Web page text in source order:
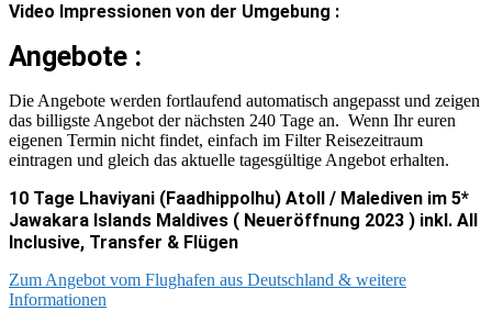
Video Impressionen von der Umgebung :
Angebote :
Die Angebote werden fortlaufend automatisch angepasst und zeigen
das billigste Angebot der nächsten 240 Tage an. Wenn Ihr euren
eigenen Termin nicht findet, einfach im Filter Reisezeitraum
eintragen und gleich das aktuelle tagesgültige Angebot erhalten.
10 Tage Lhaviyani (Faadhippolhu) Atoll / Malediven im 5*
Jawakara Islands Maldives ( Neueröffnung 2023 ) inkl. All
Inclusive, Transfer & Flügen
Zum Angebot vom Flughafen aus Deutschland & weitere
Informationen